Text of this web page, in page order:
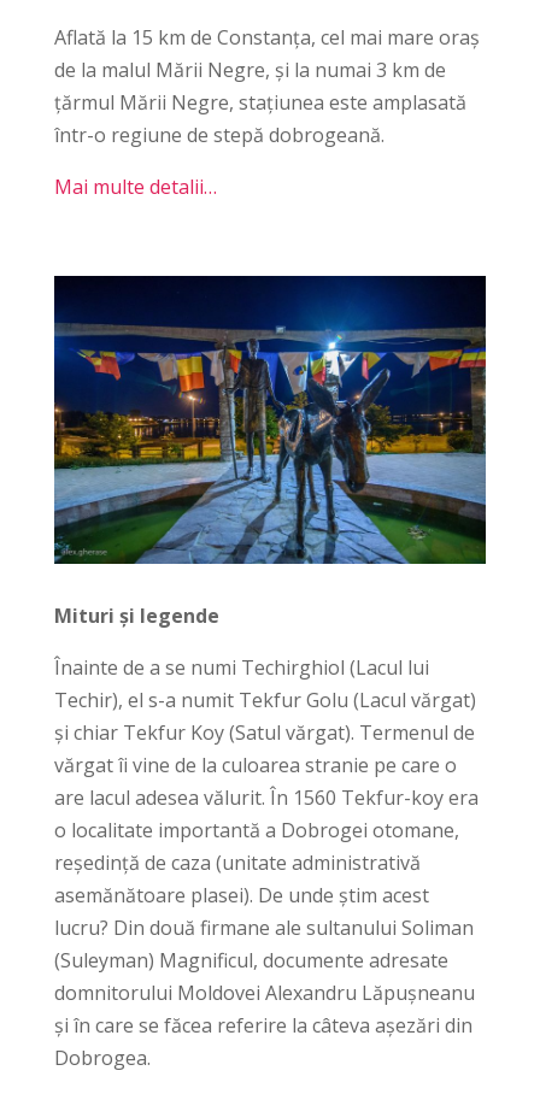
Aflată la 15 km de Constanța, cel mai mare oraș
de la malul Mării Negre, și la numai 3 km de
țărmul Mării Negre, stațiunea este amplasată
într-o regiune de stepă dobrogeană.
Mai multe detalii…
Mituri și legende
Înainte de a se numi Techirghiol (Lacul lui
Techir), el s-a numit Tekfur Golu (Lacul vărgat)
şi chiar Tekfur Koy (Satul vărgat). Termenul de
vărgat îi vine de la culoarea stranie pe care o
are lacul adesea vălurit. În 1560 Tekfur-koy era
o localitate importantă a Dobrogei otomane,
reşedinţă de caza (unitate administrativă
asemănătoare plasei). De unde ştim acest
lucru? Din două firmane ale sultanului Soliman
(Suleyman) Magnificul, documente adresate
domnitorului Moldovei Alexandru Lăpuşneanu
şi în care se făcea referire la câteva aşezări din
Dobrogea.